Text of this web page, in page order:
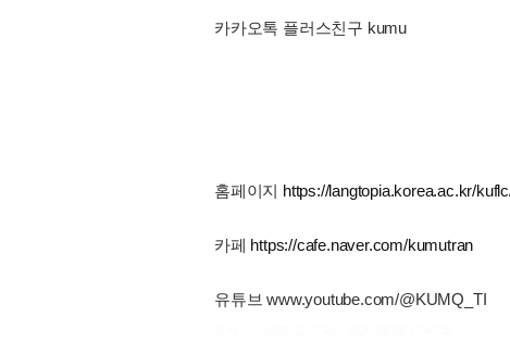
카카오톡 플러스친구 kumu
홈페이지 https://langtopia.korea.ac.kr/
카페 https://cafe.naver.com/kumutran
유튜브 www.youtube.com/@KUMQ_TI